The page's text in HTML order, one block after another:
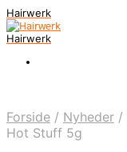
Hairwerk
Hairwerk
Forside / Nyheder /
Hot Stuff 5g